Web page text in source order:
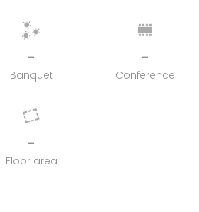
-
Banquet
-
Conference
-
Floor area